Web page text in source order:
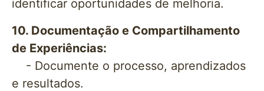
identificar oportunidades de melhoria.
10. Documentação e Compartilhamento
de Experiências:
- Documente o processo, aprendizados
e resultados.